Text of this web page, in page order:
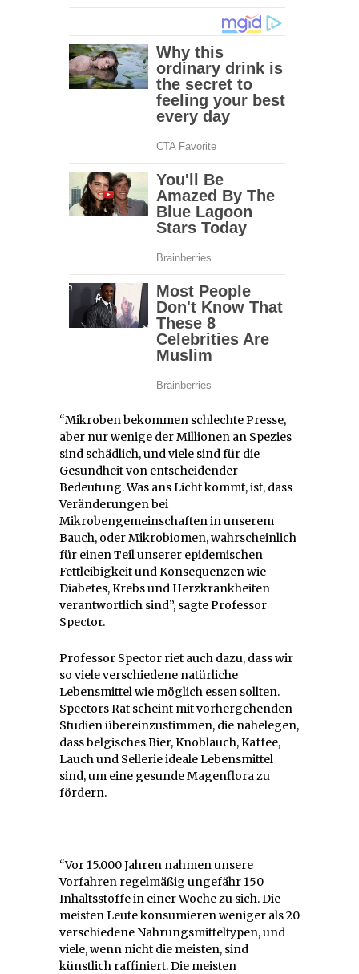
“Mikroben bekommen schlechte Presse,
aber nur wenige der Millionen an Spezies
sind schädlich, und viele sind für die
Gesundheit von entscheidender
Bedeutung. Was ans Licht kommt, ist, dass
Veränderungen bei
Mikrobengemeinschaften in unserem
Bauch, oder Mikrobiomen, wahrscheinlich
für einen Teil unserer epidemischen
Fettleibigkeit und Konsequenzen wie
Diabetes, Krebs und Herzkrankheiten
verantwortlich sind”, sagte Professor
Spector.
Professor Spector riet auch dazu, dass wir
so viele verschiedene natürliche
Lebensmittel wie möglich essen sollten.
Spectors Rat scheint mit vorhergehenden
Studien übereinzustimmen, die nahelegen,
dass belgisches Bier, Knoblauch, Kaffee,
Lauch und Sellerie ideale Lebensmittel
sind, um eine gesunde Magenflora zu
fördern.
“Vor 15.000 Jahren nahmen unsere
Vorfahren regelmäßig ungefähr 150
Inhaltsstoffe in einer Woche zu sich. Die
meisten Leute konsumieren weniger als 20
verschiedene Nahrungsmitteltypen, und
viele, wenn nicht die meisten, sind
künstlich raffiniert. Die meisten